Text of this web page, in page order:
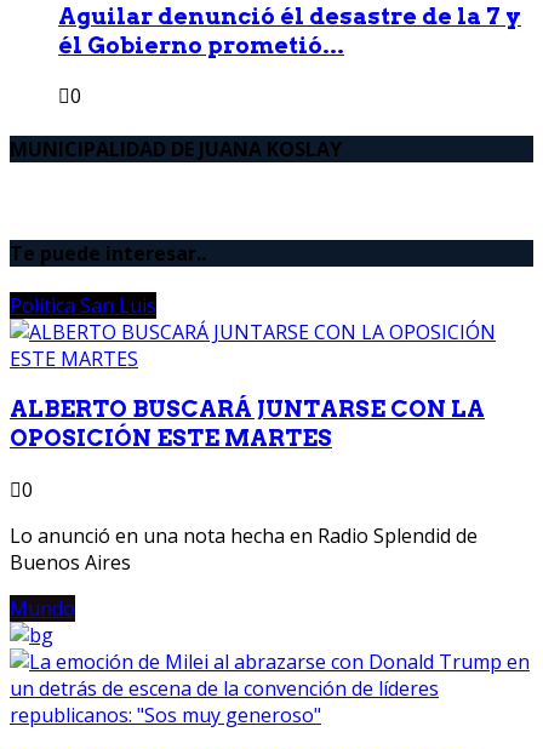
Aguilar denunció él desastre de la 7 y
él Gobierno prometió...
0
MUNICIPALIDAD DE JUANA KOSLAY
Te puede interesar..
Política San Luis
ALBERTO BUSCARÁ JUNTARSE CON LA
OPOSICIÓN ESTE MARTES
0
Lo anunció en una nota hecha en Radio Splendid de
Buenos Aires
Mundo